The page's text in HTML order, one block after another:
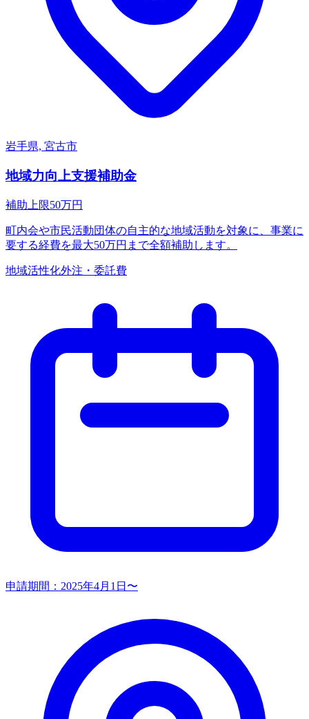
岩手県, 宮古市
地域力向上支援補助金
補助上限50万円
町内会や市民活動団体の自主的な地域活動を対象に、事業に
要する経費を最大50万円まで全額補助します。
地域活性化外注・委託費
申請期間： 2025年4月1日〜